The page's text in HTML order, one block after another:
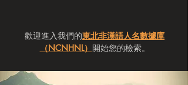
歡迎進入我們的東北非漢語人名數據庫
（NCNHNL） 開始您的檢索。